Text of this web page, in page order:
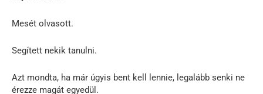
Mesét olvasott.
Segített nekik tanulni.
Azt mondta, ha már úgyis bent kell lennie, legalább senki ne
érezze magát egyedül.